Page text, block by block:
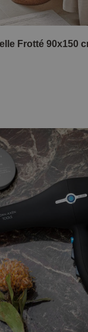
Frotté 90x150